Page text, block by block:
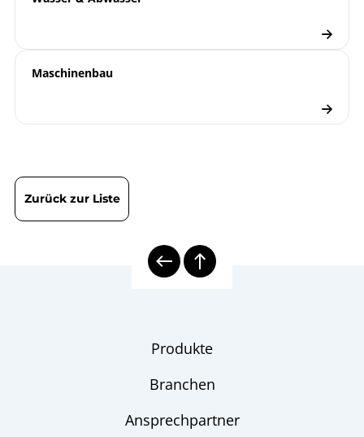
Branchenbroschüre
Checkliste
Maschinenbau
Zurück zur Liste
Produkte
Branchen
Ansprechpartner